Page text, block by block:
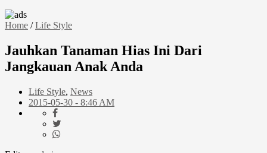
Home /Life Style
Jauhkan Tanaman Hias Ini Dari
Jangkauan Anak Anda
Life Style, News
2015-05-30 - 8:46 AM